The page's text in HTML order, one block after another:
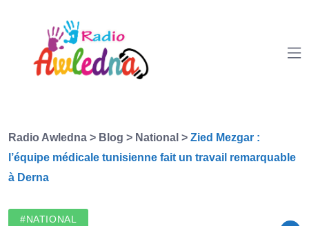
Radio Awledna > Blog > National > Zied Mezgar :
l’équipe médicale tunisienne fait un travail remarquable
à Derna
#NATIONAL